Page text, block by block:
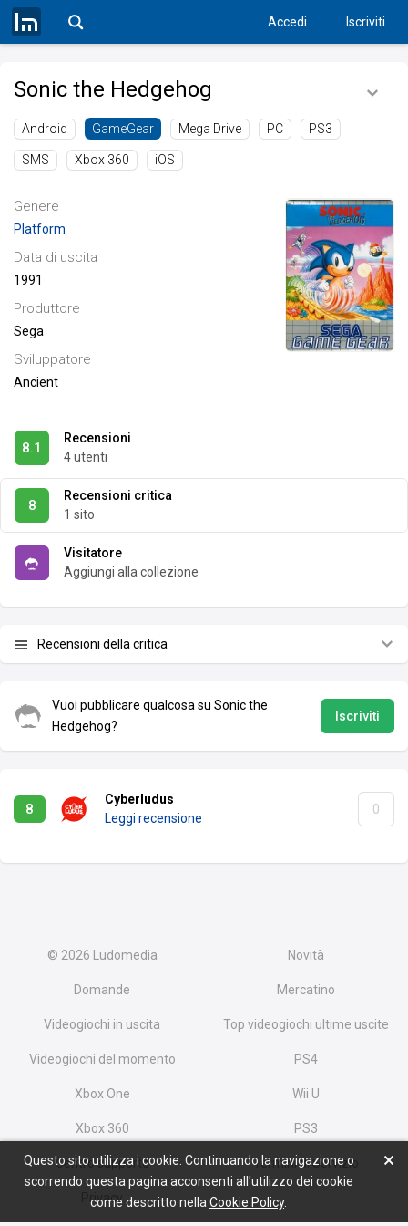
Accedi Iscriviti
Sonic the Hedgehog
Android GameGear Mega Drive PC PS3
SMS Xbox 360 iOS
Genere
Platform
Data di uscita
1991
Produttore
Sega
Sviluppatore
Ancient
8.1
Recensioni
4 utenti
8
Recensioni critica
1 sito
Visitatore
Aggiungi alla collezione
Recensioni della critica
Vuoi pubblicare qualcosa su Sonic the
Hedgehog?
Iscriviti
8
Cyberludus
Leggi recensione
0
© 2026 Ludomedia Novità
Domande Mercatino
Videogiochi in uscita Top videogiochi ultime uscite
Videogiochi del momento PS4
Xbox One Wii U
Xbox 360 PS3
Centro supporto Termini di Servizio
Privacy
Questo sito utilizza i cookie. Continuando la navigazione o
scorrendo questa pagina acconsenti all'utilizzo dei cookie
come descritto nella Cookie Policy.